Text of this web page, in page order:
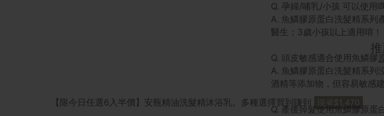
【限今日任選6入半價】安瓶精油洗髮精沐浴乳。多種選擇買到賺到 現省$1,470
Q. 孕婦/哺乳/小孩 可以使用
A. 魚鱗膠原蛋白洗髮精系列
醫生；3歲小孩以上適用唷！
Q. 頭皮敏感適合使用魚鱗膠
A. 魚鱗膠原蛋白洗髮精系列
酒精等添加物，但容易敏感
Q. 產後掉髮使用魚鱗膠原蛋